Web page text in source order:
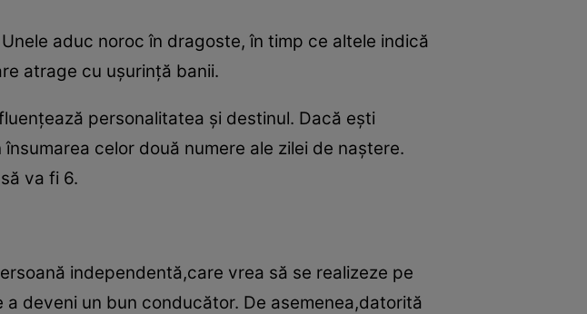
aduc noroc în dragoste, în timp ce altele indică
atrage cu uşurinţă banii.
personalitatea şi destinul. Dacă eşti
celor două numere ale zilei de naştere.
va fi 6.
independentă,care vrea să se realizeze pe
deveni un bun conducător. De asemenea,datorită